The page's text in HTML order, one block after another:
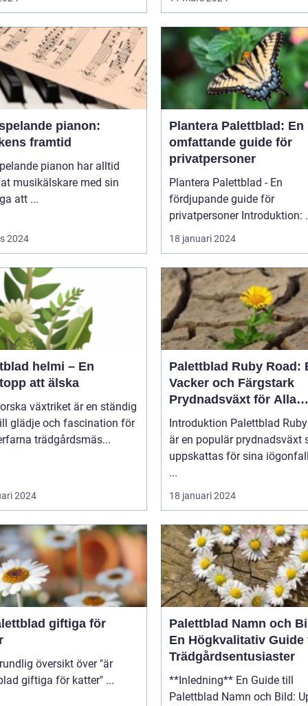
pianon:
framtid
pianon har alltid
musikälskare med sin
att ...
2024
Plantera Palettblad: En
omfattande guide för
privatpersoner
Plantera Palettblad - En
fördjupande guide för
18 januari 2024
helmi – En
att älska
växtriket är en ständig
glädje och fascination för
trädgårdsmäs...
2024
Palettblad Ruby Road:
Vacker och Färgstark
Prydnadsväxt för Alla
Trädgårdar
Introduktion Palettblad Ruby Road
är en populär prydnadsväxt
uppskattas för sina
...
18 januari 2024
giftiga för
palettblad giftiga för katter" ...
Palettblad Namn och
En Högkvalitativ Guide
Trädgårdsentusiaster
**Inledning** En Guide till
Palettblad Namn och Bild: